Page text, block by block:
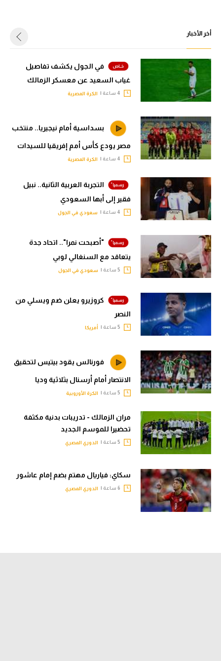
أخر الأخبار
في الجول يكشف تفاصيل
غياب السعيد عن معسكر الزمالك
الكرة المصرية
بسداسية أمام نيجيريا.. منتخب
مصر يودع كأس أمم إفريقيا للسيدات
الكرة المصرية
التجربة العربية الثانية.. نبيل
فقير إلى أبها السعودي
سعودي في الجول
"أصبحت نمرا".. اتحاد جدة
يتعاقد مع السنغالي لوبي
سعودي في الجول
كروزيرو يعلن ضم ويسلي من
النصر
أمريكا
فورنالس يقود بيتيس لتحقيق
الانتصار أمام أرسنال بثلاثية وديا
الكرة الأوروبية
مران الزمالك - تدريبات بدنية مكثفة
تحضيرا للموسم الجديد
الدوري المصري
سكاي: فياريال مهتم بضم إمام عاشور
الدوري المصري